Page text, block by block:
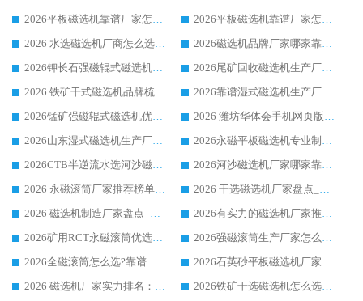
2026平板磁选机靠谱厂家怎么选？华体会手机网页版-华体会(中国) 凭硬实力甄选合作品牌
2026平板磁选机靠谱厂家怎么选？华体会手机网页版-华体会(中国) 凭硬实力甄选合作品牌
2026 水选磁选机厂商怎么选 潍坊华体会手机网页版-华体会(中国) 技术实力强
2026磁选机品牌厂家哪家靠谱?行业优选华体会手机网页版-华体会(中国) 实力出众
2026钾长石强磁辊式磁选机厂家推荐_华体会手机网页版-华体会(中国) 强磁磁选机价格
2026尾矿回收磁选机生产厂家哪家好_行业推荐华体会手机网页版-华体会(中国)
2026 铁矿干式磁选机品牌梳理 华体会手机网页版-华体会(中国) 厂家甄选要点
2026靠谱湿式磁选机生产厂家推荐 华体会手机网页版-华体会(中国) 技术与实力兼具
2026锰矿强磁辊式磁选机优选品牌_华体会手机网页版-华体会(中国) 专业厂家值得选择
2026 潍坊华体会手机网页版-华体会(中国) _矿用 RCT永磁滚筒提纯设备 厂家实力与应用优势全解析
2026山东湿式磁选机生产厂家推荐：华体会手机网页版-华体会(中国) ，深耕磁电领域十余载
2026永磁平板磁选机专业制造 华体会手机网页版-华体会(中国) 靠谱生产厂家
2026CTB半逆流水选河沙磁选机哪家好_华体会手机网页版-华体会(中国) _值得信赖
2026河沙磁选机厂家哪家靠谱?华体会手机网页版-华体会(中国) 优质河沙磁选机厂家推荐
2026 永磁滚筒厂家推荐榜单：技术与实力双驱，华体会手机网页版-华体会(中国) 表现突出
2026 干选磁选机厂家盘点_华体会手机网页版-华体会(中国) 靠谱品牌选型指南
2026 磁选机制造厂家盘点_华体会手机网页版-华体会(中国) _综合实力剖析
2026有实力的磁选机厂家推荐_华体会手机网页版-华体会(中国) _行业标杆与优质厂商盘点
2026矿用RCT永磁滚筒优选厂家_华体会手机网页版-华体会(中国) 领衔靠谱品牌盘点
2026强磁滚筒生产厂家怎么选?行业口碑推荐华体会手机网页版-华体会(中国)
2026全磁滚筒怎么选?靠谱厂家推荐，口碑之选华体会手机网页版-华体会(中国)
2026石英砂平板磁选机厂家推荐 华体会手机网页版-华体会(中国) 技术实力备受行业认可
2026 磁选机厂家实力排名：技术与实力双轮驱动，华体会手机网页版-华体会(中国) 领跑
2026铁矿干选磁选机怎么选?源头厂家华体会手机网页版-华体会(中国) ，用实力说话